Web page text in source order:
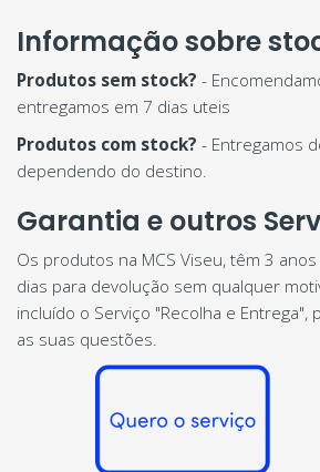
Informação sobre
Produtos sem stock? -
entregamos em 7 dias uteis
Produtos com stock? - Entregamos
dependendo do destino.
Garantia e outros
Os produtos na MCS Viseu, têm 3
dias para devolução sem qualquer
incluído o Serviço "Recolha e Entrega",
as suas questões.